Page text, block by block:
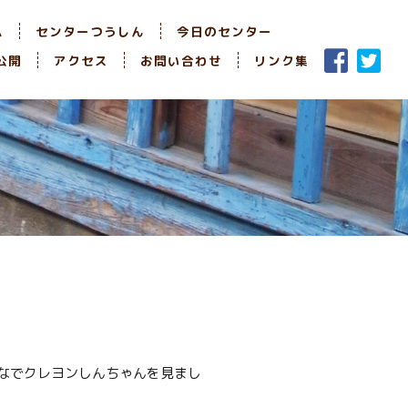
センターつうしん
今日のセンター
開
アクセス お問い合わせ リンク集
でクレヨンしんちゃんを見まし